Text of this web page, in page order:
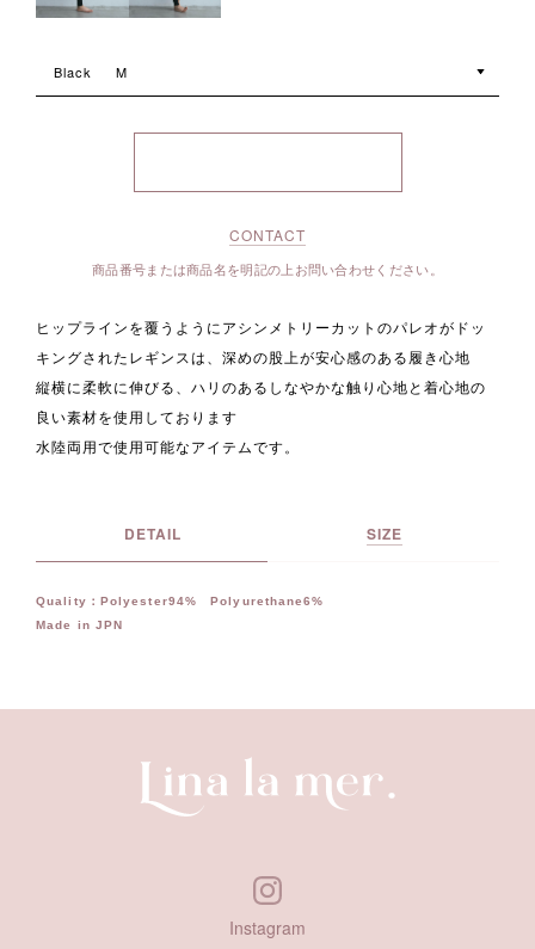
Black M
CONTACT
商品番号または商品名を明記の上お問い合わせください。
ヒップラインを覆うようにアシンメトリーカットのパレオがドッ
キングされたレギンスは、深めの股上が安心感のある履き心地
縦横に柔軟に伸びる、ハリのあるしなやかな触り心地と着心地の
良い素材を使用しております
水陸両用で使用可能なアイテムです。
DETAIL SIZE
Quality：Polyester94% Polyurethane6%
Made in JPN
Instagram